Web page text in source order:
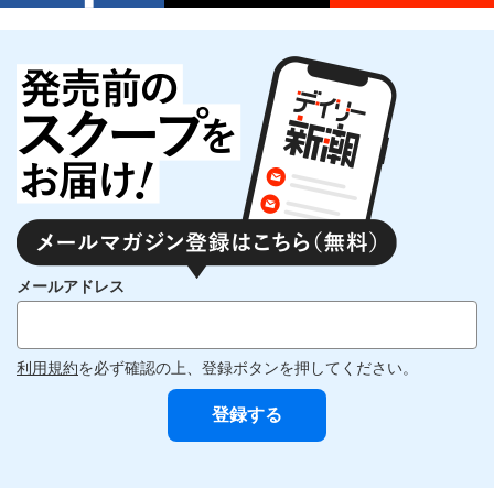
メールアドレス
利用規約を必ず確認の上、登録ボタンを押してください。